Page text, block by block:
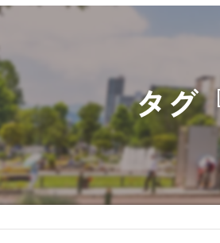
代表あいさつ
会社概要
採用情報
タグ